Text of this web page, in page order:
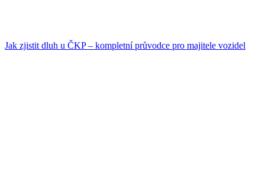
Jak zjistit dluh u ČKP – kompletní průvodce pro majitele vozidel